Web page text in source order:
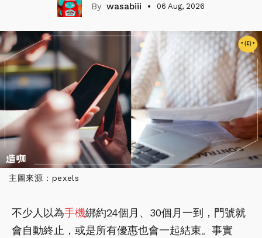
wasabiii 06 Aug, 2026
主圖來源：pexels
不少人以為手機綁約24個月、30個月一到，門號就
會自動終止，或是所有優惠也會一起結束。事實